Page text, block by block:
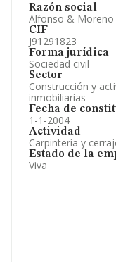
Razón social
Alfonso & Moreno
CIF
J91291823
Forma jurídica
Sociedad civil
Sector
Construcción y
inmobiliarias
Fecha de
1-1-2004
Actividad
Carpintería y
Estado de la
Viva